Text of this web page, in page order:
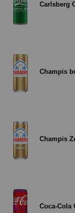
Carlsberg
Champis
Champis
Coca-Cola